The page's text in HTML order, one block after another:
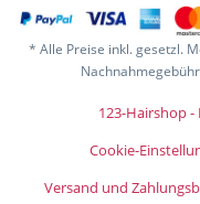
* Alle Preise inkl. gesetzl.
123-Hairshop
Cookie-
Versand und